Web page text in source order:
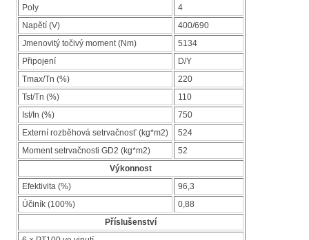
Poly
4
Napětí (V)
400/690
Jmenovitý točivý moment (Nm)
5134
Připojení
D/Y
Tmax/Tn (%)
220
Tst/Tn (%)
110
Ist/In (%)
750
Externí rozběhová setrvačnosť (kg*m2)
524
Moment setrvačnosti GD2 (kg*m2)
52
Výkonnost
Efektivita (%)
96,3
Účiník (100%)
0,88
Příslušenství